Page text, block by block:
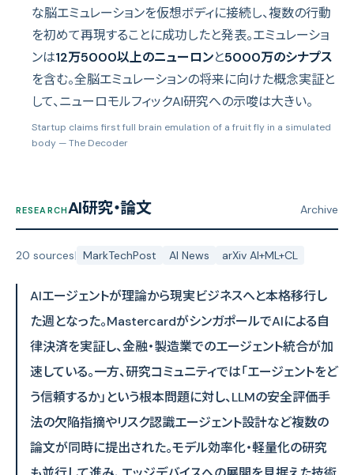
な脳エミュレーションを仮想ボディに接続し、複数の行動
を初めて再現することに成功したと発表。エミュレーショ
ンは12万5000以上のニューロンと5000万のシナプス
を含む。全脳エミュレーションの将来に向けた概念実証と
して、ニューロモルフィックAI研究への示唆は大きい。
Startup claims first full brain emulation of a fruit fly in a simulated
body — The Decoder
RESEARCHAI研究・論文 Archive
20 sources| MarkTechPost AI News arXiv AI+ML+CL
AIエージェントが理論から現実ビジネスへと本格移行し
た週となった。MastercardがシンガポールでAIによる自
律決済を実証し、金融・製造業でのエージェント統合が加
速している。一方、研究コミュニティでは「エージェントをど
う信頼するか」という根本問題に対し、LLMの安全評価手
法の欠陥指摘やリスク認識エージェント設計など複数の
論文が同時に提出された。モデル効率化・軽量化の研究